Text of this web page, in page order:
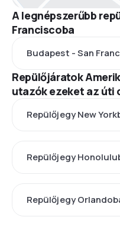
A legnépszerűbb
Franciscoba
Budapest - San
Repülőjáratok
utazók ezeket az úti
Repülőjegy New
Repülőjegy
Repülőjegy